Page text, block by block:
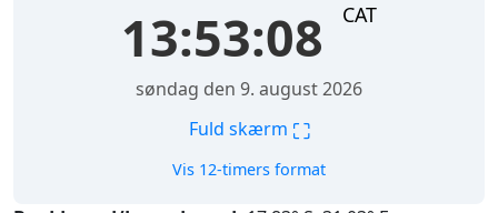
13:53:08 CAT
søndag den 9. august 2026
Fuld skærm ⛶
Vis 12-timers format